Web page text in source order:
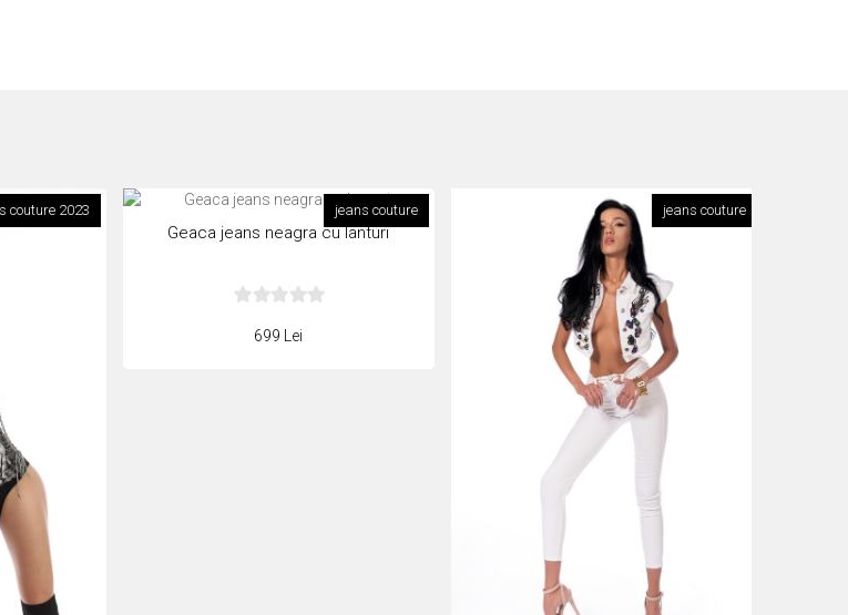
couture 2023 jeans couture
Geaca jeans neagra cu lanturi
699 Lei
jeans couture